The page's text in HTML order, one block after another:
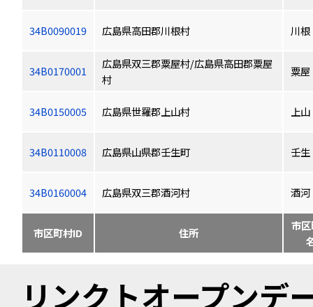
34B0090019 広島県高田郡川根村 川根
34B0170001
広島県双三郡粟屋村/広島県高田郡粟屋
村
粟屋
34B0150005 広島県世羅郡上山村 上山
34B0110008 広島県山県郡壬生町 壬生
34B0160004 広島県双三郡酒河村 酒河
市区町村ID 住所
市
リンクトオープン